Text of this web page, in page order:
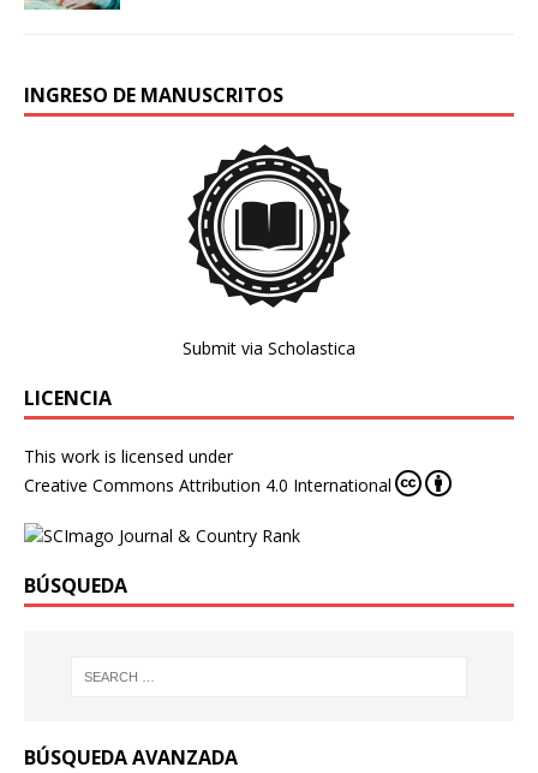
INGRESO DE MANUSCRITOS
Submit via Scholastica
LICENCIA
This work is licensed under
Creative Commons Attribution 4.0 International
BÚSQUEDA
BÚSQUEDA AVANZADA